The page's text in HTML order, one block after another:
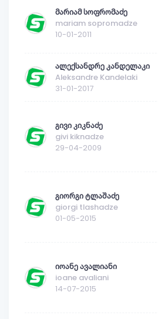
მარიამ სოფრომაძე
mariam sopromadze
10-01-2011
ალექსანდრე კანდელაკი
Aleksandre Kandelaki
31-01-2017
გივი კიკნაძე
givi kiknadze
29-04-2009
გიორგი ტლაშაძე
giorgi tlashadze
01-05-2015
იოანე ავალიანი
ioane avaliani
14-07-2015